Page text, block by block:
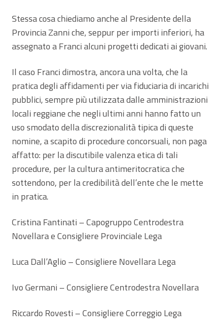
Stessa cosa chiediamo anche al Presidente della
Provincia Zanni che, seppur per importi inferiori, ha
assegnato a Franci alcuni progetti dedicati ai giovani.
Il caso Franci dimostra, ancora una volta, che la
pratica degli affidamenti per via fiduciaria di incarichi
pubblici, sempre più utilizzata dalle amministrazioni
locali reggiane che negli ultimi anni hanno fatto un
uso smodato della discrezionalità tipica di queste
nomine, a scapito di procedure concorsuali, non paga
affatto: per la discutibile valenza etica di tali
procedure, per la cultura antimeritocratica che
sottendono, per la credibilità dell’ente che le mette
in pratica.
Cristina Fantinati – Capogruppo Centrodestra
Novellara e Consigliere Provinciale Lega
Luca Dall’Aglio – Consigliere Novellara Lega
Ivo Germani – Consigliere Centrodestra Novellara
Riccardo Rovesti – Consigliere Correggio Lega